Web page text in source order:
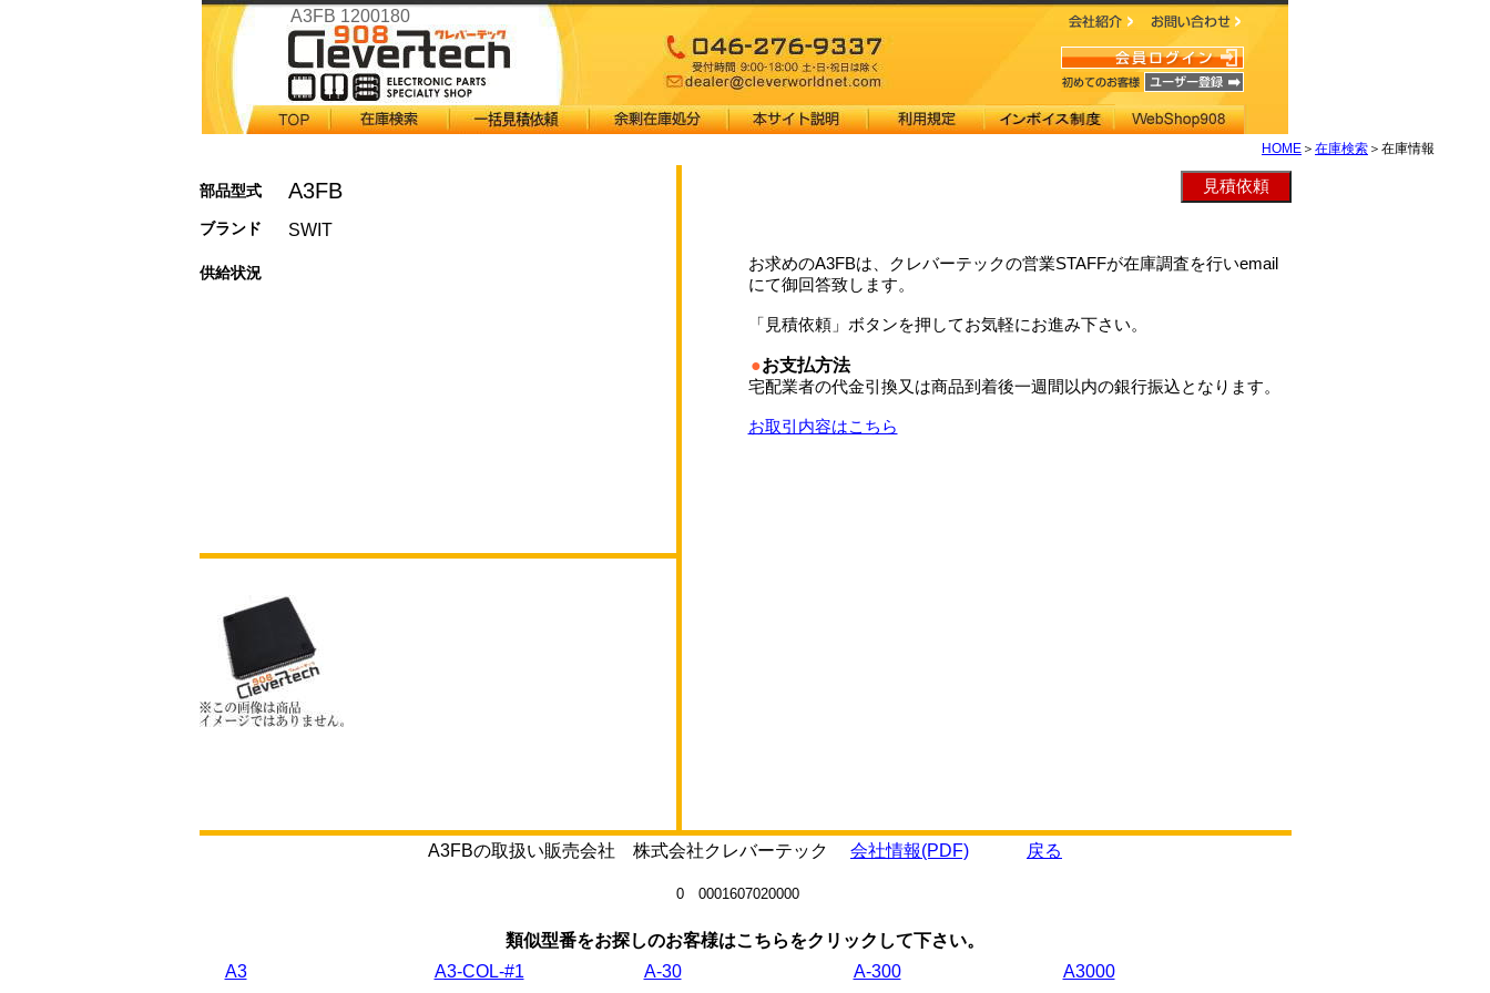
A3FB 1200180
HOME ＞ 在庫検索 ＞在庫情報
部品型式 A3FB
ブランド SWIT
供給状況
お求めのA3FBは、クレバーテックの営業STAFFが在庫調査を行いemail
にて御回答致します。
「見積依頼」ボタンを押してお気軽にお進み下さい。
●お支払方法
宅配業者の代金引換又は商品到着後一週間以内の銀行振込となります。
お取引内容はこちら
A3FBの取扱い販売会社 株式会社クレバーテック 会社情報(PDF) 戻る
0 0001607020000
類似型番をお探しのお客様はこちらをクリックして下さい。
A3
A3-COL-#1 A-30 A-300 A3000